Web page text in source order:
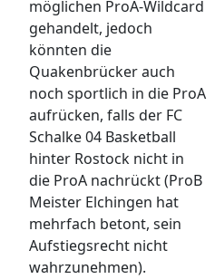
möglichen ProA-Wildcard
gehandelt, jedoch
könnten die
Quakenbrücker auch
noch sportlich in die ProA
aufrücken, falls der FC
Schalke 04 Basketball
hinter Rostock nicht in
die ProA nachrückt (ProB
Meister Elchingen hat
mehrfach betont, sein
Aufstiegsrecht nicht
wahrzunehmen).